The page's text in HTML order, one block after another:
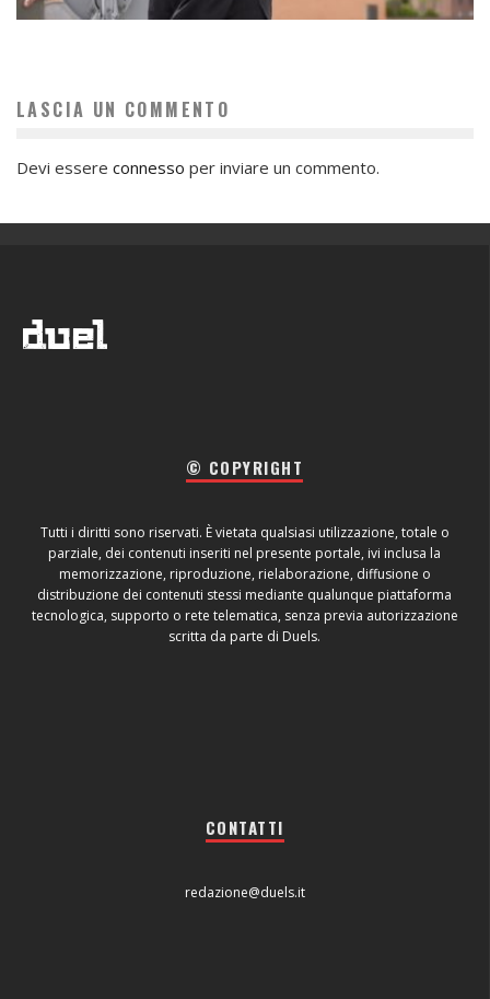
LASCIA UN COMMENTO
Devi essere connesso per inviare un commento.
© COPYRIGHT
Tutti i diritti sono riservati. È vietata qualsiasi utilizzazione, totale o
parziale, dei contenuti inseriti nel presente portale, ivi inclusa la
memorizzazione, riproduzione, rielaborazione, diffusione o
distribuzione dei contenuti stessi mediante qualunque piattaforma
tecnologica, supporto o rete telematica, senza previa autorizzazione
scritta da parte di Duels.
CONTATTI
redazione@duels.it